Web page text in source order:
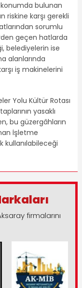
bulunan
riskine karşı gerekli
sorumlu
geçen hatlarda
belediyelerin ise
alanlarında
iş makinelerini
Yolu Kültür Rotası
yasaklı
bu güzergâhların
İşletme
kullanılabileceği
firmalarını